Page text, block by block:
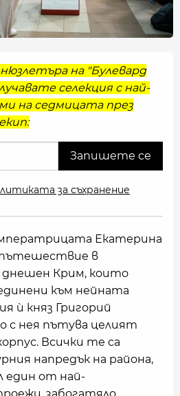
на "Булевард
селекция с най-
на седмицата през
за съхранение
Екатерина
пътешествие в
Крим, които
към нейната
ѝ княз Григорий
с нея пътува целият
Всички те са
напредък на района,
един от най-